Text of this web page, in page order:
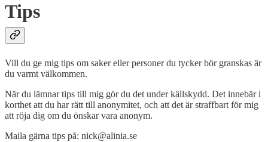
Tips
Vill du ge mig tips om saker eller personer du tycker bör granskas är
du varmt välkommen.
När du lämnar tips till mig gör du det under källskydd. Det innebär i
korthet att du har rätt till anonymitet, och att det är straffbart för mig
att röja dig om du önskar vara anonym.
Maila gärna tips på: nick@alinia.se